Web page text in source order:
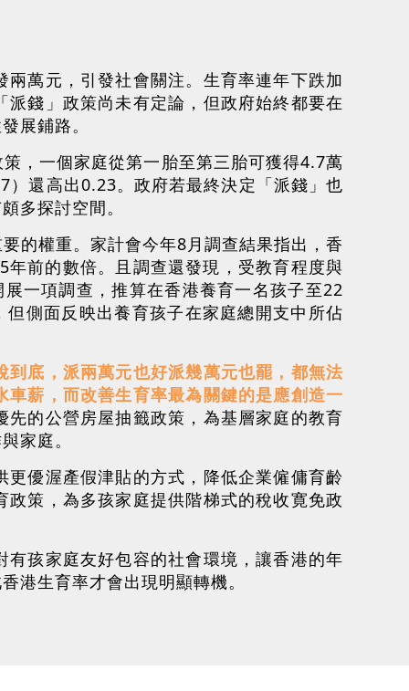
萬元，引發社會關注。生育率連年下跌加
錢」政策尚未有定論，但政府始終都要在
展鋪路。
，一個家庭從第一胎至第三胎可獲得4.7萬
還高出0.23。政府若最終決定「派錢」也
多探討空間。
的權重。家計會今年8月調查結果指出，香
前的數倍。且調查還發現，受教育程度與
一項調查，推算在香港養育一名孩子至22
側面反映出養育孩子在家庭總開支中所佔
到底，派兩萬元也好派幾萬元也罷，都無法
薪，而改善生育率最為關鍵的是應創造一
的公營房屋抽籤政策，為基層家庭的教育
家庭。
優渥產假津貼的方式，降低企業僱傭育齡
策，為多孩家庭提供階梯式的稅收寛免政
孩家庭友好包容的社會環境，讓香港的年
港生育率才會出現明顯轉機。